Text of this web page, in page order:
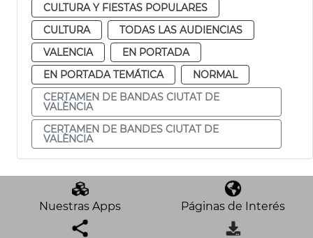
CULTURA Y FIESTAS POPULARES
CULTURA
TODAS LAS AUDIENCIAS
VALENCIA
EN PORTADA
EN PORTADA TEMÁTICA
NORMAL
CERTAMEN DE BANDAS CIUTAT DE
VALÈNCIA
CERTAMEN DE BANDES CIUTAT DE
VALÈNCIA
Nuestras Apps Páginas de Interés